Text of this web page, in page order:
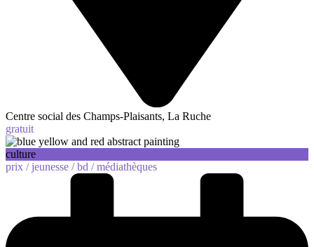
Centre social des Champs-Plaisants, La Ruche
gratuit
culture
prix /jeunesse /bd /médiathèques